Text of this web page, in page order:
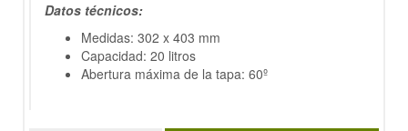
Datos técnicos:
Medidas: 302 x 403 mm
Capacidad: 20 litros
Abertura máxima de la tapa: 60º